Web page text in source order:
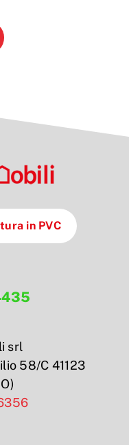
in PVC
srl
58/C 41123